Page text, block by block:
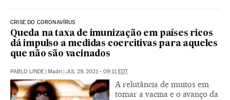
CRISE DO CORONAVÍRUS
Queda na taxa de imunização em países ricos
dá impulso a medidas coercitivas para aqueles
que não são vacinados
PABLO LINDE | Madri | JUL 29, 2021 - 09:11 EDT
A relutância de muitos em
tomar a vacina e o avanço da